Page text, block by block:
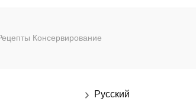
Консервирование
Русский